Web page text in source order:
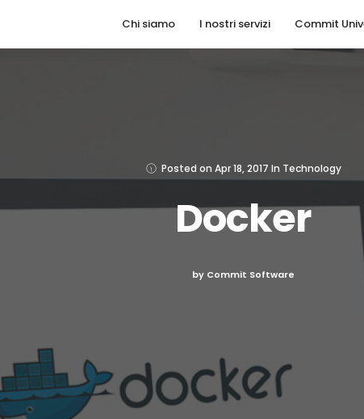
Chi siamo I nostri servizi Commit
Posted on Apr 18, 2017 In Technology
Docker
by Commit Software